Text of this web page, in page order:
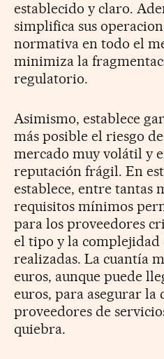
establecido y claro.
simplifica sus
normativa en todo el
minimiza la
regulatorio.
Asimismo, establece
más posible el riesgo
mercado muy volátil y
reputación frágil. En
establece, entre tantas
requisitos mínimos
para los proveedores
el tipo y la complejidad
realizadas. La cuantía
euros, aunque puede
euros, para asegurar la
proveedores de
quiebra.